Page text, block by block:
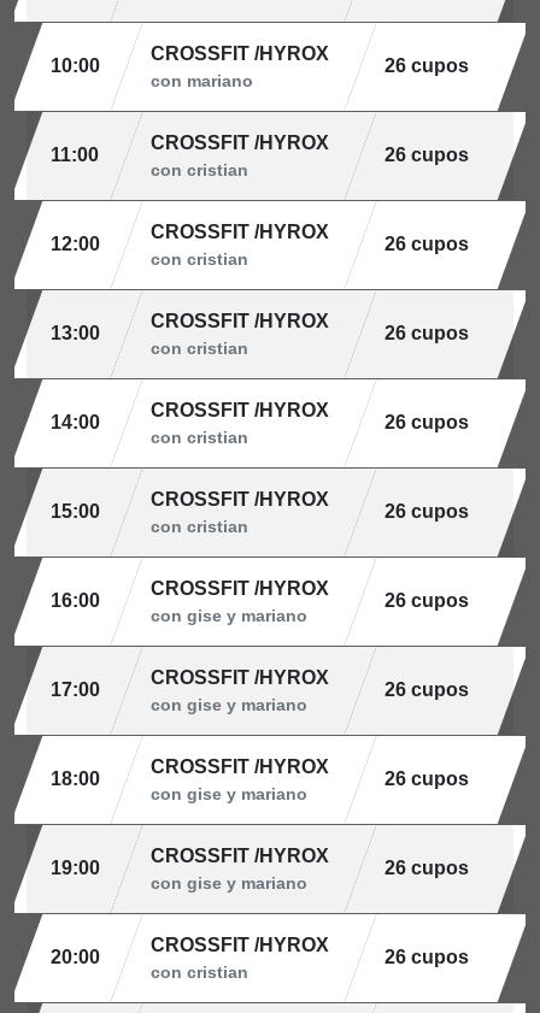
10:00
CROSSFIT /HYROX
con mariano
26 cupos
11:00
CROSSFIT /HYROX
con cristian
26 cupos
12:00
CROSSFIT /HYROX
con cristian
26 cupos
13:00
CROSSFIT /HYROX
con cristian
26 cupos
14:00
CROSSFIT /HYROX
con cristian
26 cupos
15:00
CROSSFIT /HYROX
con cristian
26 cupos
16:00
CROSSFIT /HYROX
con gise y mariano
26 cupos
17:00
CROSSFIT /HYROX
con gise y mariano
26 cupos
18:00
CROSSFIT /HYROX
con gise y mariano
26 cupos
19:00
CROSSFIT /HYROX
con gise y mariano
26 cupos
20:00
CROSSFIT /HYROX
con cristian
26 cupos